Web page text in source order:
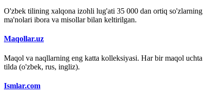
O'zbek tilining xalqona izohli lug'ati 35 000 dan ortiq so'zlarning
ma'nolari ibora va misollar bilan keltirilgan.
Maqollar.uz
Maqol va naqllarning eng katta kolleksiyasi. Har bir maqol uchta
tilda (o'zbek, rus, ingliz).
Ismlar.com